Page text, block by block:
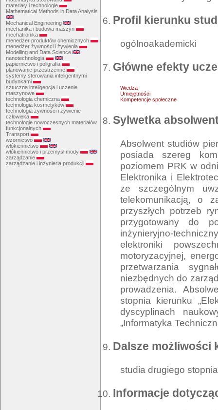
materiały i technologie
Mathematical Methods in Data Analysis
Mechanical Engineering
mechanika i budowa maszyn
mechatronika
menedżer produktów chemicznych
menedżer żywności i żywienia
Modelling and Data Science
nanotechnologia
papiernictwo i poligrafia
planowanie przestrzenne
systemy sterowania inteligentnymi
budynkami
sztuczna inteligencja i uczenie
maszynowe
technologia chemiczna
technologia kosmetyków
technologia żywności i żywienie
człowieka
technologie nowoczesnych materiałów
funkcjonalnych
Transport
wzornictwo
włókiennictwo
włókiennictwo i przemysł mody
zarządzanie
zarządzanie i inżynieria produkcji
Profil kierunku
ogólnoakademicki
Główne efekty
Wiedza
Umiejętności
Kompetencje społeczne
Sylwetka
Absolwent studiów
posiada szereg
poziomem PRK w
Elektronika i
ze szczególnym
telekomunikacją, o
przyszłych potrzeb
przygotowany do
inżynieryjno-
elektroniki
motoryzacyjnej,
przetwarzania
niezbędnych do
prowadzenia.
stopnia kierunku
dyscyplinach
Dalsze możliwości
studia drugiego
Informacje